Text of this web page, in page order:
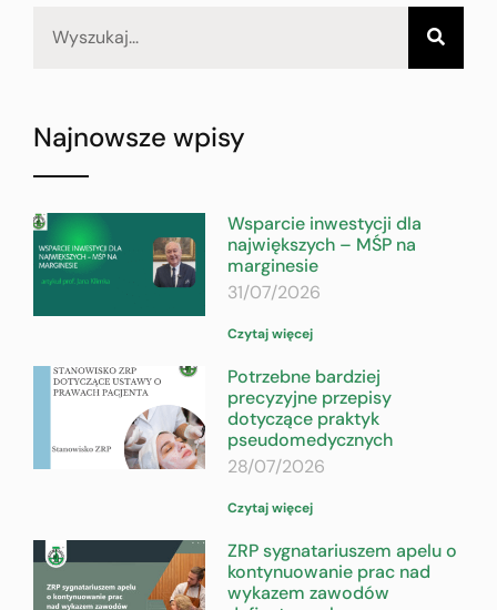
Najnowsze wpisy
Wsparcie inwestycji dla
największych – MŚP na
marginesie
31/07/2026
Czytaj więcej
Potrzebne bardziej
precyzyjne przepisy
dotyczące praktyk
pseudomedycznych
28/07/2026
Czytaj więcej
ZRP sygnatariuszem apelu o
kontynuowanie prac nad
wykazem zawodów